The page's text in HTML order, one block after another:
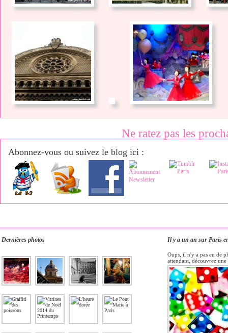
Ne ratez pas les
Abonnez-vous ou suivez le blog ici :
Dernières photos Il y a un an sur Paris
Oups, il n'y a pas eu de
attendant, découvrez